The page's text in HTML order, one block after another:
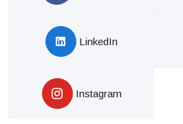
LinkedIn
Instagram